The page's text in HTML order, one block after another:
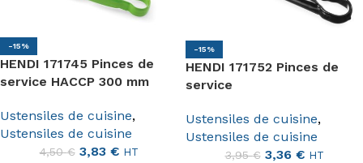
-15%
HENDI 171745 Pinces de
service HACCP 300 mm
Ustensiles de cuisine,
Ustensiles de cuisine
4,50€ 3,83 € HT
-15%
HENDI 171752 Pinces de
service
Ustensiles de cuisine,
Ustensiles de cuisine
3,95€ 3,36 € HT